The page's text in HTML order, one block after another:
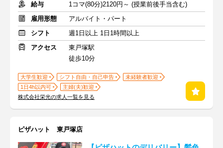
給与
1コマ(80分)2120円～ (授業前後手当含む)
雇用形態
アルバイト・パート
シフト
週1日以上 1日1時間以上
アクセス
東戸塚駅
徒歩10分
大学生歓迎 シフト自由・自己申告
未経験者歓迎
1日4h以内可
主婦(夫)歓迎
株式会社栄光の求人一覧を見る
ピザハット 東戸塚店